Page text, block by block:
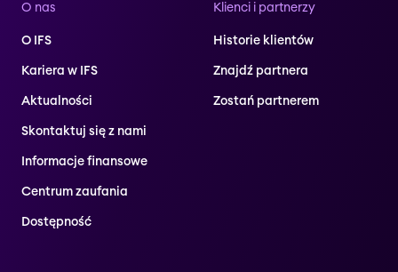
O nas
O IFS
Kariera w IFS
Aktualności
Skontaktuj się z nami
Informacje finansowe
Centrum zaufania
Dostępność
Klienci i partnerzy
Historie klientów
Znajdź partnera
Zostań partnerem